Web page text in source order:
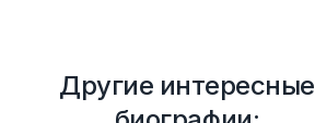
Другие интересные